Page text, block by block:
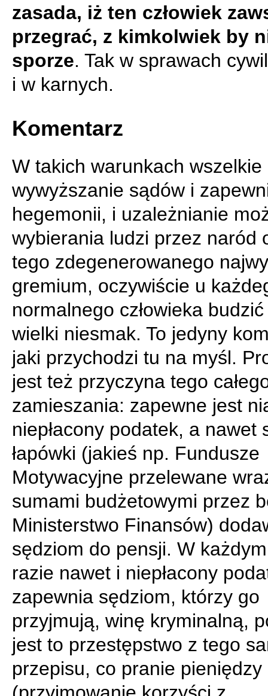
zasada, iż ten człowiek
przegrać, z kimkolwiek by
sporze. Tak w sprawach
i w karnych.
Komentarz
W takich warunkach wszelkie
wywyższanie sądów i
hegemonii, i uzależnianie
wybierania ludzi przez naród
tego zdegenerowanego
gremium, oczywiście u
normalnego człowieka
wielki niesmak. To jedyny
jaki przychodzi tu na myśl.
jest też przyczyna tego
zamieszania: zapewne jest
niepłacony podatek, a nawet
łapówki (jakieś np. Fundusze
Motywacyjne przelewane
sumami budżetowymi przez
Ministerstwo Finansów)
sędziom do pensji. W
razie nawet i niepłacony
zapewnia sędziom, którzy go
przyjmują, winę kryminalną,
jest to przestępstwo z tego
przepisu, co pranie pieniędzy